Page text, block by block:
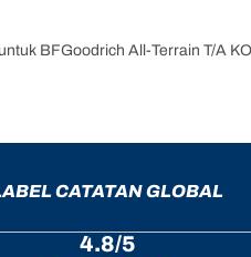
BFGoodrich All-Terrain T/A
CATATAN GLOBAL
4.8/5